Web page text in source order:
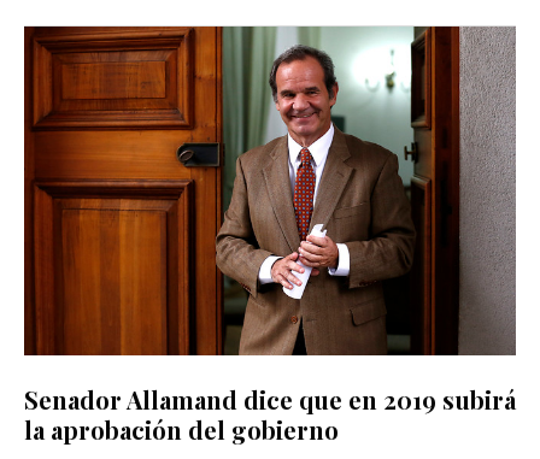
Senador Allamand dice que en 2019 subirá
la aprobación del gobierno